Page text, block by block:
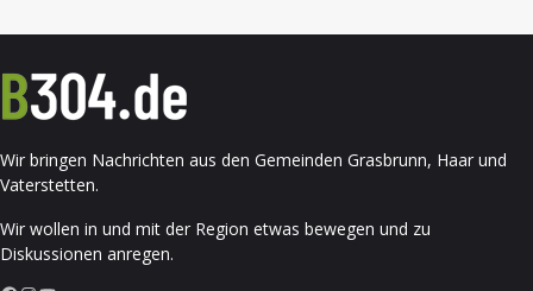
Wir bringen Nachrichten aus den Gemeinden Grasbrunn, Haar und
Vaterstetten.
Wir wollen in und mit der Region etwas bewegen und zu
Diskussionen anregen.